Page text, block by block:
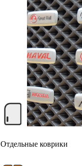
Отдельные коврики